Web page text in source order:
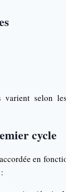
varient selon
cycle
en